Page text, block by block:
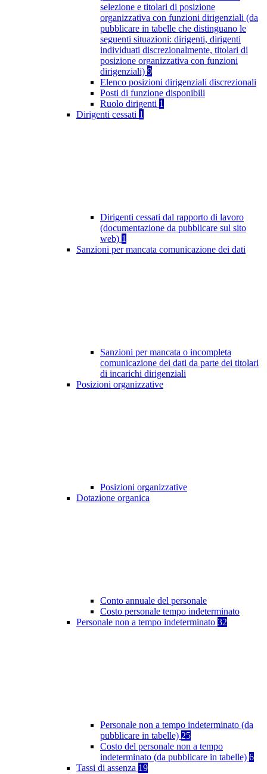
selezione e titolari di posizione
organizzativa con funzioni dirigenziali (da
pubblicare in tabelle che distinguano le
seguenti situazioni: dirigenti, dirigenti
individuati discrezionalmente, titolari di
posizione organizzativa con funzioni
dirigenziali) 9
Elenco posizioni dirigenziali discrezionali
Posti di funzione disponibili
Ruolo dirigenti 1
Dirigenti cessati 1
Dirigenti cessati dal rapporto di lavoro
(documentazione da pubblicare sul sito
web) 1
Sanzioni per mancata comunicazione dei dati
Sanzioni per mancata o incompleta
comunicazione dei dati da parte dei titolari
di incarichi dirigenziali
Posizioni organizzative
Posizioni organizzative
Dotazione organica
Conto annuale del personale
Costo personale tempo indeterminato
Personale non a tempo indeterminato 32
Personale non a tempo indeterminato (da
pubblicare in tabelle) 25
Costo del personale non a tempo
indeterminato (da pubblicare in tabelle) 6
Tassi di assenza 19